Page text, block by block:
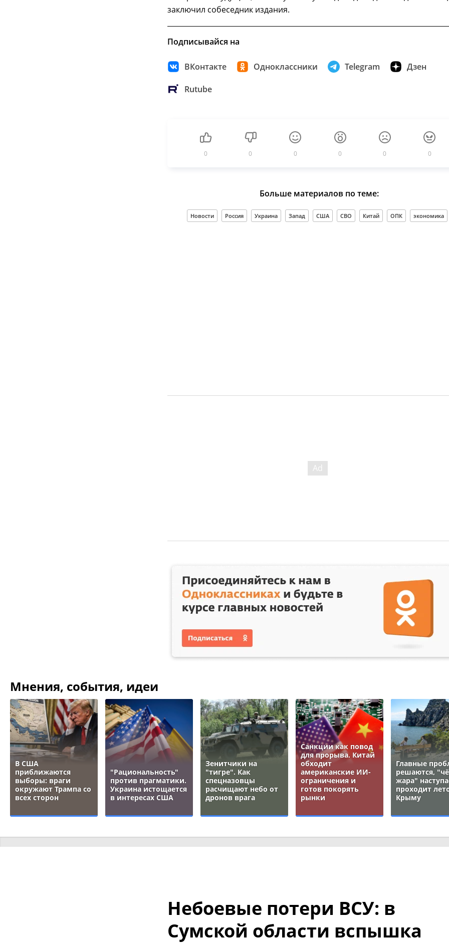
заключил собеседник издания.
Подписывайся на
ВКонтакте Одноклассники Telegram Дзен
Rutube
0 0 0 0 0 0
Больше материалов по теме:
Новости Россия Украина Запад США СВО Китай ОПК экономика
Мнения, события, идеи
В США
приближаются
выборы: враги
окружают Трампа со
всех сторон
"Рациональность"
против прагматики.
Украина истощается
в интересах США
Зенитчики на
"тигре". Как
спецназовцы
расчищают небо от
дронов врага
Санкции как повод
для прорыва. Китай
обходит
американские ИИ-
ограничения и
готов покорять
рынки
Главные
решаются,
жара"
проходит
Крыму
Небоевые потери ВСУ: в
Сумской области вспышка